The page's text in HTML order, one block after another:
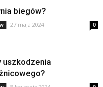
biegów?
27 maja 2024 0
uszkodzenia